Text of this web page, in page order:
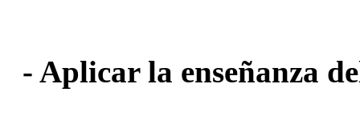
- Aplicar la enseñanza